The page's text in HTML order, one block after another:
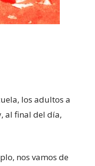
los adultos a
al final del día,
nos vamos de